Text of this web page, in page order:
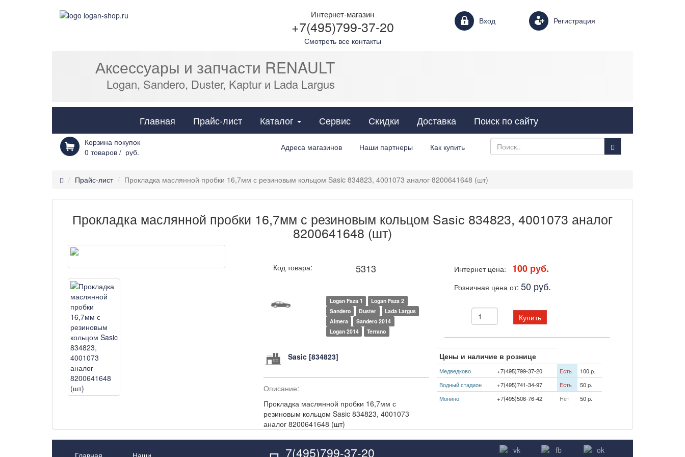
Интернет-магазин
+7(495)799-37-20
Смотреть все контакты
Вход Login form Регистрация
Аксессуары и запчасти RENAULT
Logan, Sandero, Duster, Kaptur и Lada Largus
Главная Прайс-лист Каталог Cats Сервис Скидки Доставка Поиск по сайту
Корзина покупок
0 товаров / руб. Адреса магазинов Наши партнеры Как купить
Прайс-лист Прокладка маслянной пробки 16,7мм с резиновым кольцом Sasic 834823, 4001073 аналог 8200641648 (шт)
Прокладка маслянной пробки 16,7мм с резиновым кольцом Sasic 834823, 4001073 аналог
8200641648 (шт)
Код товара: 5313
Logan Faza 1
Logan Faza 2
Sandero
Duster
Lada Largus
Almera
Sandero 2014
Logan 2014
Terrano
Интернет цена: 100 руб.
Розничная цена от: 50 руб.
Купить
Sasic [834823]
Описание:
Прокладка маслянной пробки 16,7мм с
резиновым кольцом Sasic 834823, 4001073
аналог 8200641648 (шт)
Цены и наличие в рознице
Медведково +7(495)799-37-20 Есть
100 p.
Водный стадион
+7(495)741-34-97 Есть
50 p.
Монино
+7(495)506-76-42 Нет 50 p.
Главная Наши 7(495)799-37-20